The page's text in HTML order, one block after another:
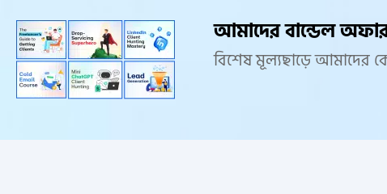
আমাদের বান্ডেল
বিশেষ মূল্যছাড়ে আমাদের